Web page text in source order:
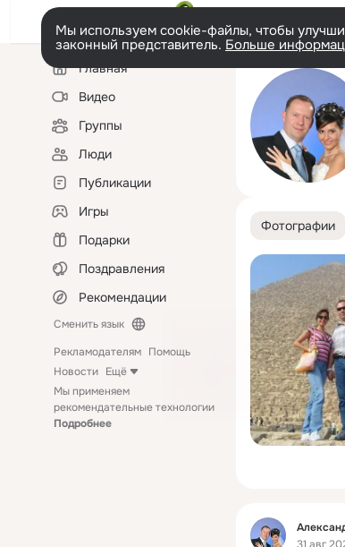
Мы используем cookie-файлы, чтобы
законный представитель. Больше
Левая
колонкаГлавная
Видео
Группы
Люди
Публикации
Игры
Подарки
Поздравления
Рекомендации
Сменить язык
Рекламодателям Помощь
Новости Ещё
Мы применяем
рекомендательные технологии
Подробнее
Фотографии
Фид